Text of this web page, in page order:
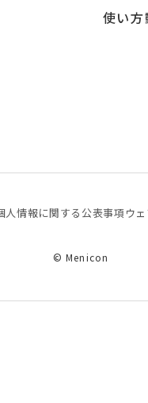
使い方
⼈情報に関する公表事項 ウ
© Menicon